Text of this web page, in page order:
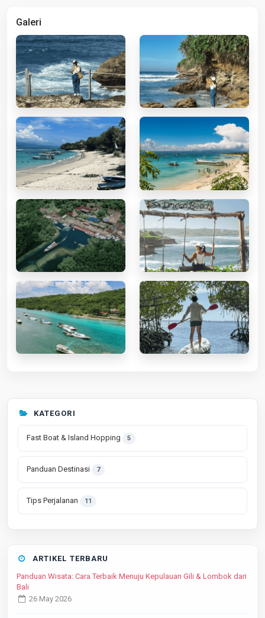
Galeri
KATEGORI
Fast Boat & Island Hopping 5
Panduan Destinasi 7
Tips Perjalanan 11
ARTIKEL TERBARU
Panduan Wisata: Cara Terbaik Menuju Kepulauan Gili & Lombok dari
Bali
26 May 2026